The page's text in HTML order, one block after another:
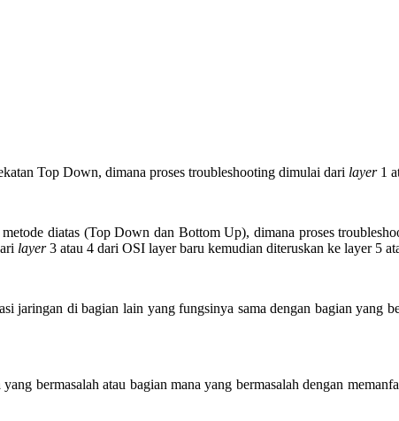
Top Down, dimana proses troubleshooting dimulai dari layer1
diatas (Top Down dan Bottom Up), dimana proses
layer3 atau 4 dari OSI layer baru kemudian diteruskan ke layer 5
jaringan di bagian lain yang fungsinya sama dengan bagian yang
bermasalah atau bagian mana yang bermasalah dengan